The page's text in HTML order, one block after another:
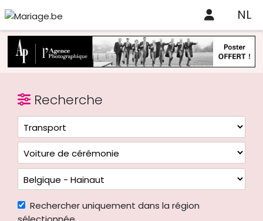
NL
Recherche
Rechercher uniquement dans la région